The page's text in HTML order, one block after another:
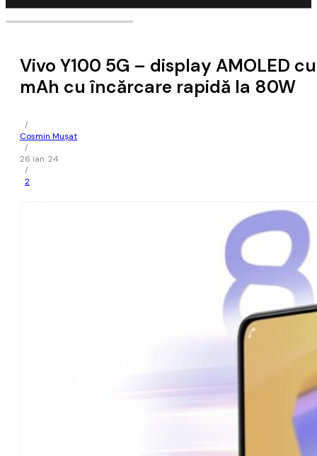
Vivo Y100 5G – display AMOLED
mAh cu încărcare rapidă la 80W
/
Cosmin Mușat
/
26 ian. 24
/
2